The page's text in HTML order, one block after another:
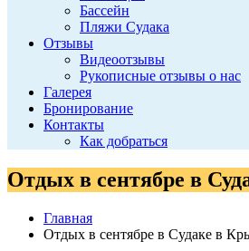
Бассейн
Пляжи Судака
Отзывы
Видеоотзывы
Рукописные отзывы о нас
Галерея
Бронирование
Контакты
Как добраться
Отдых в сентябре в
Главная
Отдых в сентябре в Судаке в